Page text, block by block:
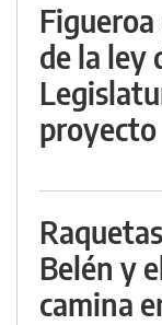
de la ley
proyecto
Belén y
camina